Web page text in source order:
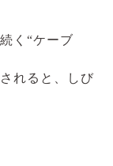
く“ケーブ
れると、しび